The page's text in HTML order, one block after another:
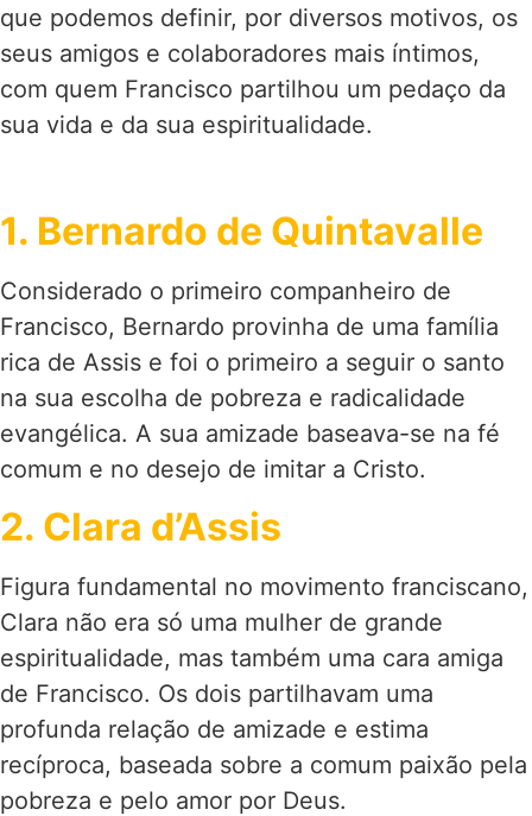
que podemos definir, por diversos motivos, os
seus amigos e colaboradores mais íntimos,
com quem Francisco partilhou um pedaço da
sua vida e da sua espiritualidade.
1. Bernardo de Quintavalle
Considerado o primeiro companheiro de
Francisco, Bernardo provinha de uma família
rica de Assis e foi o primeiro a seguir o santo
na sua escolha de pobreza e radicalidade
evangélica. A sua amizade baseava-se na fé
comum e no desejo de imitar a Cristo.
2. Clara d’Assis
Figura fundamental no movimento franciscano,
Clara não era só uma mulher de grande
espiritualidade, mas também uma cara amiga
de Francisco. Os dois partilhavam uma
profunda relação de amizade e estima
recíproca, baseada sobre a comum paixão pela
pobreza e pelo amor por Deus.